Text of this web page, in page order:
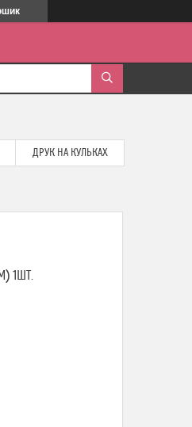
ДРУК НА КУЛЬКАХ
1ШТ.